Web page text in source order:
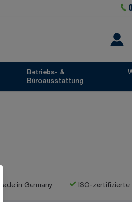
Betriebs- &
Büroausstattung
Made in Germany ISO-zertifizierte